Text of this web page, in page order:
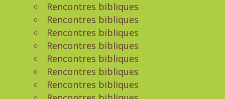
Rencontres bibliques
Rencontres bibliques
Rencontres bibliques
Rencontres bibliques
Rencontres bibliques
Rencontres bibliques
Rencontres bibliques